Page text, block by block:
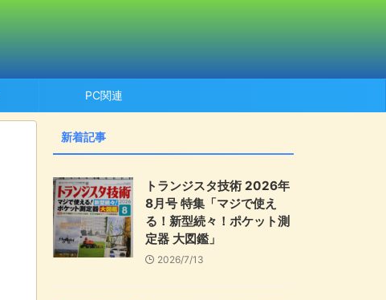
PC関連
新着記事
トランジスタ技術 2026年
8月号 特集「マジで使え
る！新型続々！ポケット測
定器 大図鑑」
2026/7/13